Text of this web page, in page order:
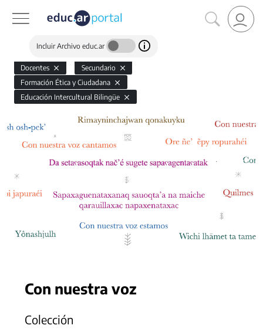
Incluir Archivo educ.ar
Docentes
Secundario
Formación Ética y Ciudadana
Educación Intercultural Bilingüe
Con nuestra voz
Colección